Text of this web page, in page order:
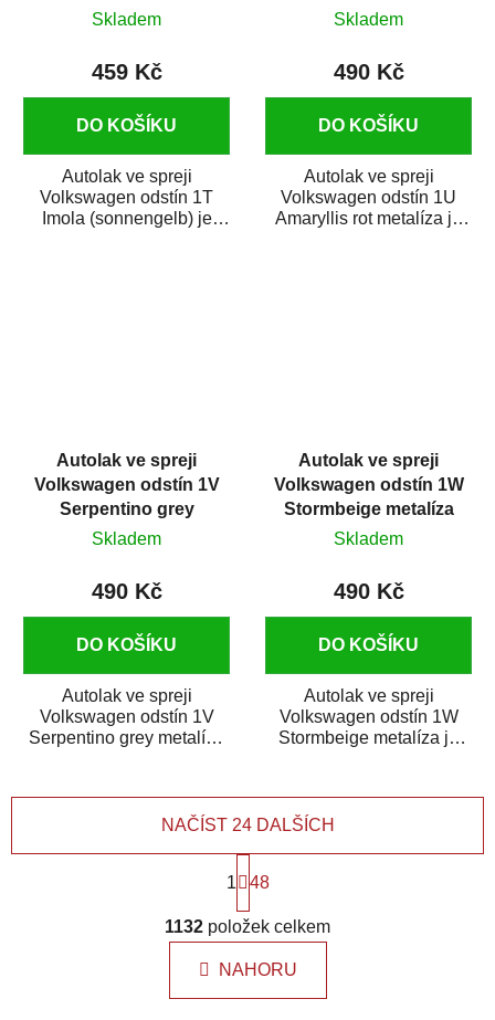
400 ml
Skladem
459 Kč
DO KOŠÍKU
Autolak ve spreji
Volkswagen odstín 1T
Imola (sonnengelb) je
375 ml
Skladem
490 Kč
DO KOŠÍKU
Autolak ve spreji
Volkswagen odstín 1U
Amaryllis rot metalíza je
Autolak ve spreji
Volkswagen odstín 1V
Serpentino grey
metalíza 375 ml
Skladem
490 Kč
DO KOŠÍKU
Autolak ve spreji
Volkswagen odstín 1V
Serpentino grey metalíza
Autolak ve spreji
Volkswagen odstín 1W
Stormbeige metalíza
375 ml
Skladem
490 Kč
DO KOŠÍKU
Autolak ve spreji
Volkswagen odstín 1W
Stormbeige metalíza je
O
v
l
á
d
NAČÍST 24 DALŠÍCH
t
r
á
n
k
1 48
1132 položek celkem
NAHORU